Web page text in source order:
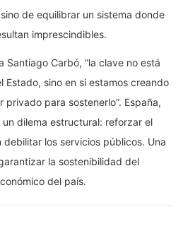
de equilibrar un sistema donde
imprescindibles.
Santiago Carbó, “la clave no está
Estado, sino en si estamos creando
para sostenerlo”. España,
dilema estructural: reforzar el
los servicios públicos. Una
la sostenibilidad del
del país.